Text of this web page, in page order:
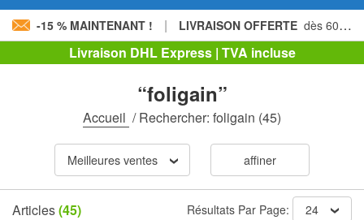
d'accessibilité.
-15 % MAINTENANT ! | LIVRAISON OFFERTE dès 60,00 € »
Livraison DHL Express | TVA incluse
“foligain”
Accueil /Rechercher: foligain (45)
Meilleures ventes affiner
Articles(45) Résultats Par Page: 24